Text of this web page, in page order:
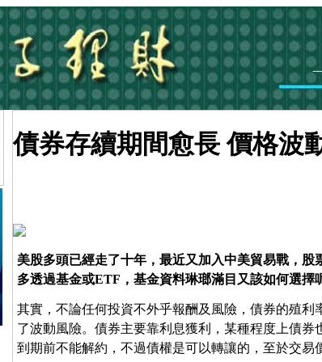
債券存續期間愈長 價格波
美股多頭已經走了十年，最近又加入中美貿易戰，
多透過基金或ETF，基金資料琳瑯滿目又該如何選擇
其實，不論任何投資不外乎報酬及風險，債券的殖利
了波動風險。債券主要靠利息獲利，某種程度上債券
到期前不能解約，不過債權是可以轉讓的，至於交易